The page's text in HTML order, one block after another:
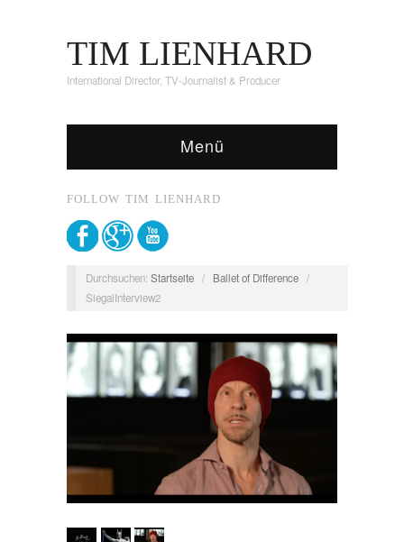
TIM LIENHARD
International Director, TV-Journalist & Producer
Menü
FOLLOW TIM LIENHARD
Durchsuchen: Startseite / Ballet of Difference /
SiegalInterview2